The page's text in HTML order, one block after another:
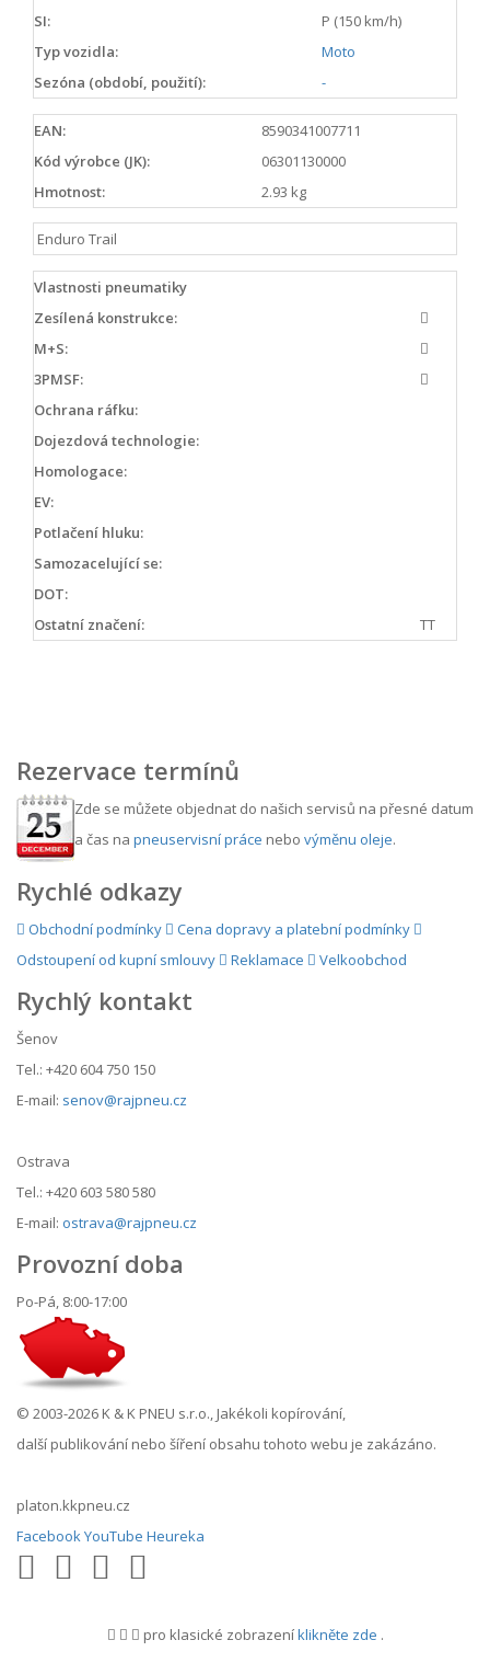
SI:
P (150 km/h)
Typ vozidla:
Moto
Sezóna (období, použití):
-
EAN:
8590341007711
Kód výrobce (JK):
06301130000
Hmotnost:
2.93 kg
Enduro Trail
Vlastnosti pneumatiky
Zesílená konstrukce:
M+S:
3PMSF:
Ochrana ráfku:
Dojezdová technologie:
Homologace:
EV:
Potlačení hluku:
Samozacelující se:
DOT:
Ostatní značení:
TT
Rezervace termínů
Zde se můžete objednat do našich servisů na přesné datum
a čas na pneuservisní práce nebo výměnu oleje.
Rychlé odkazy
Obchodní podmínky
Cena dopravy a platební podmínky
Odstoupení od kupní smlouvy
Reklamace Velkoobchod
Rychlý kontakt
Šenov
Tel.: +420 604 750 150
E-mail: senov@rajpneu.cz
Ostrava
Tel.: +420 603 580 580
E-mail: ostrava@rajpneu.cz
Provozní doba
Po-Pá, 8:00-17:00
© 2003-2026 K & K PNEU s.r.o., Jakékoli kopírování,
další publikování nebo šíření obsahu tohoto webu je zakázáno.
platon.kkpneu.cz
FacebookYouTube Heureka
pro klasické zobrazeníklikněte zde .